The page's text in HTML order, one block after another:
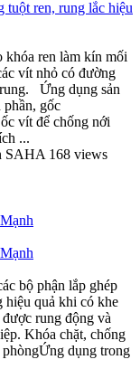
tuột ren, rung lắc hiệu
khóa ren làm kín mối
vít nhỏ có đường
Ứng dụng sản
phần, gốc
vít để chống nới
...
SAHA 168 views
bộ phận lắp ghép
hiệu quả khi có khe
rung động và
Khóa chặt, chống
dụng trong